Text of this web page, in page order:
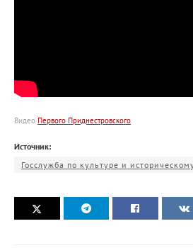
Видео Первого Приднестровского
Источник:
Госслужба по культуре и